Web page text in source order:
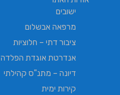
ישובים
מרפאה אבשלום
ציבור דתי – חלוציות
אנדרטת אוגדת הפלדה
דיונה – מתנ"ס קהילתי
קירות ימית